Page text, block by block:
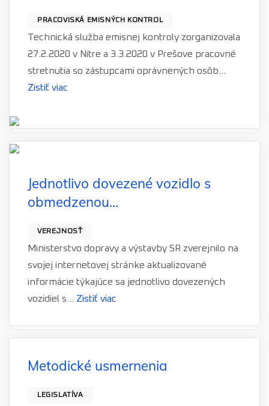
PRACOVISKÁ EMISNÝCH KONTROL
Technická služba emisnej kontroly zorganizovala
27.2.2020 v Nitre a 3.3.2020 v Prešove pracovné
stretnutia so zástupcami oprávnených osôb...
Zistiť viac
Jednotlivo dovezené vozidlo s
obmedzenou...
VEREJNOSŤ
Ministerstvo dopravy a výstavby SR zverejnilo na
svojej internetovej stránke aktualizované
informácie týkajúce sa jednotlivo dovezených
vozidiel s... Zistiť viac
Metodické usmernenia
LEGISLATÍVA